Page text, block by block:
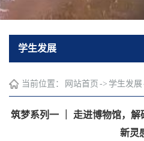
学生发展
当前位置： 网站首页 -> 学生发展
筑梦系列一 ｜ 走进博物馆，
新灵